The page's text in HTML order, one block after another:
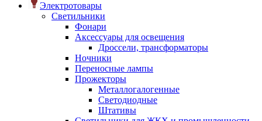
Электротовары
Светильники
Фонари
Аксессуары для освещения
Дроссели, трансформаторы
Ночники
Переносные лампы
Прожекторы
Металлогалогенные
Светодиодные
Штативы